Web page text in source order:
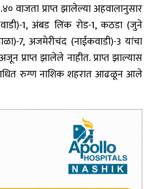
वाजता प्राप्त झालेल्या अहवालानुसार
1, अंबड लिंक रोड-1, कठडा (जुने
7, अजमेरीचंद (नाईकवाडी)-3 यांचा
प्राप्त झालेले नाहीत. प्राप्त झाल्यास
रुग्ण नाशिक शहरात आढळून आले